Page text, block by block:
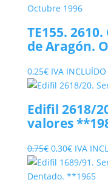
TE155.
de Aragón.
0,25€ IVA INCLUÍDO
Edifil 2618/
valores
0,75€ El
precio
original
0,30€El
precio
actual
IVA